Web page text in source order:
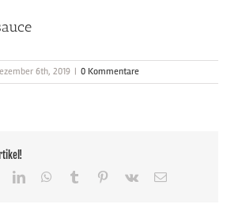
6th, 2019 | 0 Kommentare
LinkedInWhatsApp
Tumblr Pinterest
Vk
E-